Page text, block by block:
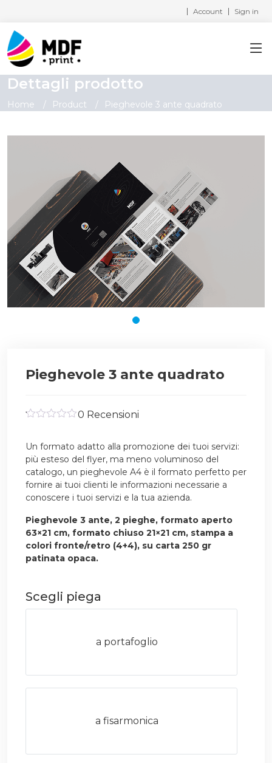
Account Sign in
Dettagli prodotto
Home Product Pieghevole 3 ante quadrato
Pieghevole 3 ante quadrato
su
5
0 Recensioni
Un formato adatto alla promozione dei tuoi servizi:
più esteso del flyer, ma meno voluminoso del
catalogo, un pieghevole A4 è il formato perfetto per
fornire ai tuoi clienti le informazioni necessarie a
conoscere i tuoi servizi e la tua azienda.
Pieghevole 3 ante, 2 pieghe, formato aperto
63×21 cm, formato chiuso 21×21 cm, stampa a
colori fronte/retro (4+4), su carta 250 gr
patinata opaca.
Scegli piega
a portafoglio
a fisarmonica